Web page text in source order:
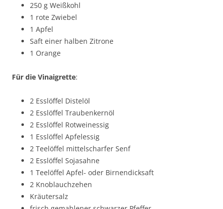
250 g Weißkohl
1 rote Zwiebel
1 Apfel
Saft einer halben Zitrone
1 Orange
Für die Vinaigrette:
2 Esslöffel Distelöl
2 Esslöffel Traubenkernöl
2 Esslöffel Rotweinessig
1 Esslöffel Apfelessig
2 Teelöffel mittelscharfer Senf
2 Esslöffel Sojasahne
1 Teelöffel Apfel- oder Birnendicksaft
2 Knoblauchzehen
Kräutersalz